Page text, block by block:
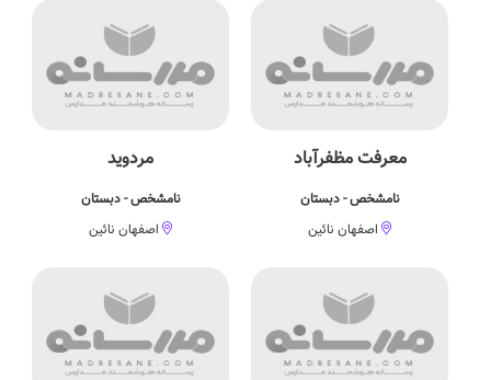
معرفت مظفرآباد
نامشخص - دبستان
اصفهان نائین
مردوید
نامشخص - دبستان
اصفهان نائین